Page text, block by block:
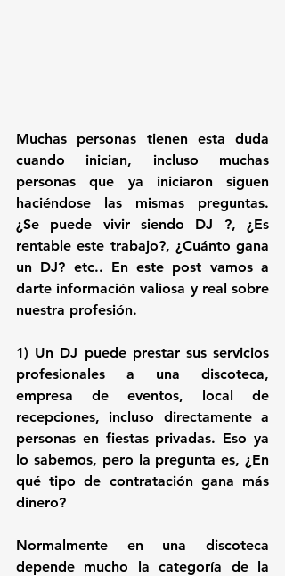
Muchas personas tienen esta duda
cuando inician, incluso muchas
personas que ya iniciaron siguen
¿Se puede vivir siendo DJ ?, ¿Es
rentable este trabajo?, ¿Cuánto gana
un DJ? etc.. En este post vamos a
darte información valiosa y real sobre
nuestra profesión.
1) Un DJ puede prestar sus servicios
profesionales a una discoteca,
empresa de eventos, local de
recepciones, incluso directamente a
personas en fiestas privadas. Eso ya
lo sabemos, pero la pregunta es, ¿En
qué tipo de contratación gana más
dinero?
Normalmente en una discoteca
depende mucho la categoría de la